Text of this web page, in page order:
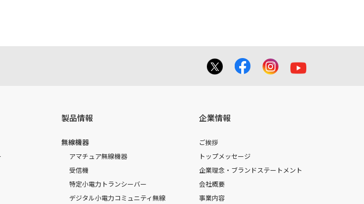
製品情報
無線機器
アマチュア無線機器
受信機
特定小電力トランシーバー
デジタル小電力コミュニティ無線
企業情報
ご挨拶
トップメッセージ
企業理念・ブランドステートメント
会社概要
事業内容